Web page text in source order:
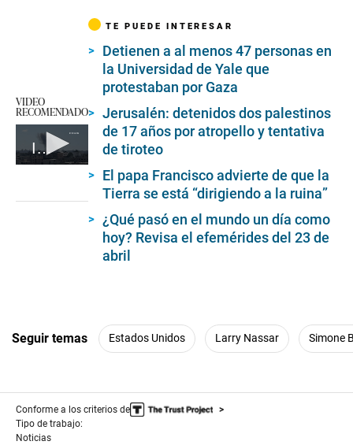
VIDEO
RECOMENDADO
Irán lanza un ataque con drones contra Israel
TE PUEDE INTERESAR
Detienen a al menos 47 personas en
la Universidad de Yale que
protestaban por Gaza
Jerusalén: detenidos dos palestinos
de 17 años por atropello y tentativa
de tiroteo
El papa Francisco advierte de que la
Tierra se está “dirigiendo a la ruina”
¿Qué pasó en el mundo un día como
hoy? Revisa el efemérides del 23 de
abril
Seguir temas Estados Unidos Larry Nassar Simone
Conforme a los criterios de
Tipo de trabajo:
Noticias